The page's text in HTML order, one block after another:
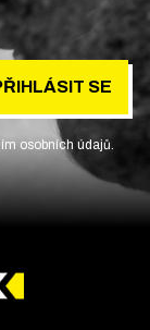
SE
osobních údajů.